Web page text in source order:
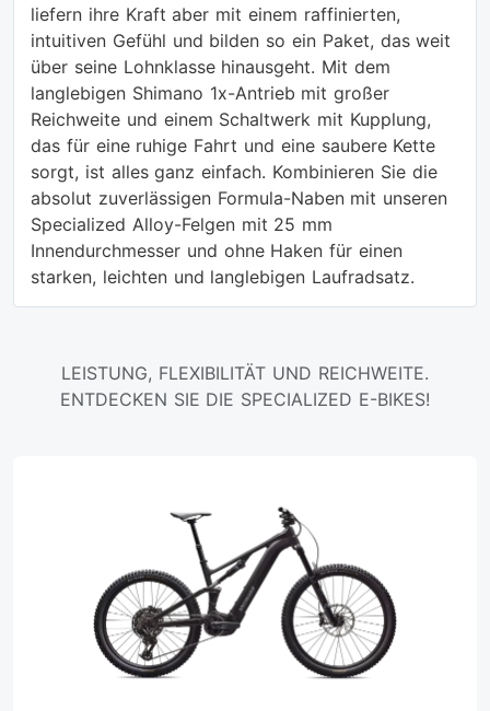
liefern ihre Kraft aber mit einem raffinierten,
intuitiven Gefühl und bilden so ein Paket, das weit
über seine Lohnklasse hinausgeht. Mit dem
langlebigen Shimano 1x-Antrieb mit großer
Reichweite und einem Schaltwerk mit Kupplung,
das für eine ruhige Fahrt und eine saubere Kette
sorgt, ist alles ganz einfach. Kombinieren Sie die
absolut zuverlässigen Formula-Naben mit unseren
Specialized Alloy-Felgen mit 25 mm
Innendurchmesser und ohne Haken für einen
starken, leichten und langlebigen Laufradsatz.
LEISTUNG, FLEXIBILITÄT UND REICHWEITE.
ENTDECKEN SIE DIE SPECIALIZED E-BIKES!